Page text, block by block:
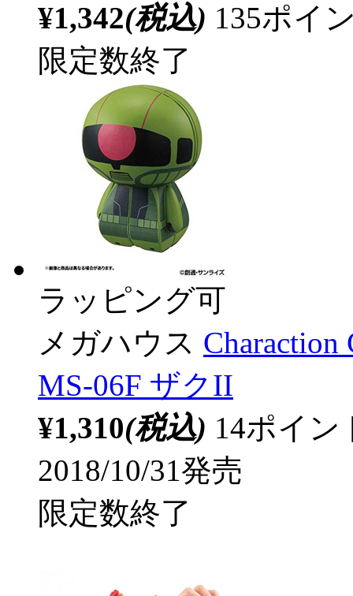
¥1,342(税込) 135ポイ
限定数終了
ラッピング可
メガハウス
MS-06F ザクII
¥1,310(税込) 14ポイ
2018/10/31発売
限定数終了